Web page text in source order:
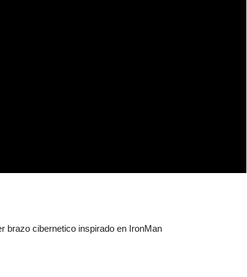
brazo cibernetico inspirado en IronMan